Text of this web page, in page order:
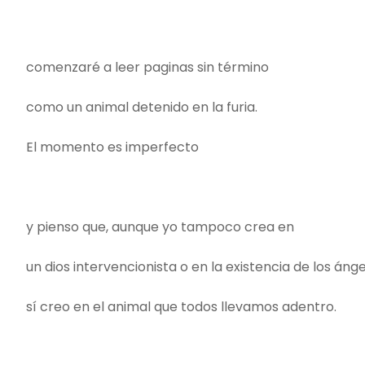
comenzaré a leer paginas sin término
como un animal detenido en la furia.
El momento es imperfecto
y pienso que, aunque yo tampoco crea en
un dios intervencionista o en la existencia de los
sí creo en el animal que todos llevamos adentro.